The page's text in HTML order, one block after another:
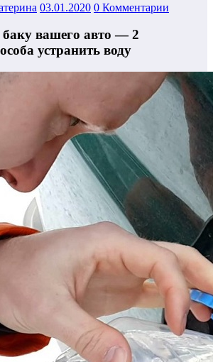
03.01.2020 0 Комментарии
баку вашего авто — 2
устранить воду